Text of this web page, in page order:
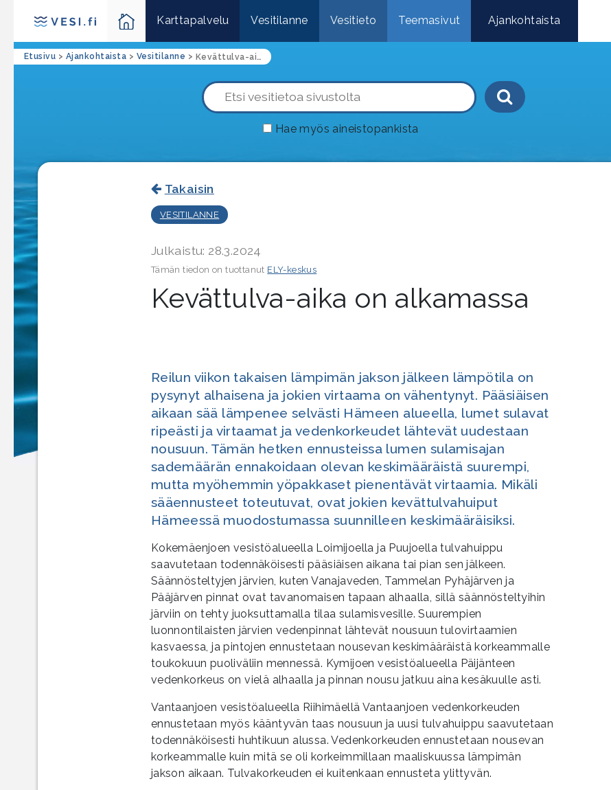
Karttapalvelu Vesitilanne Vesitieto Teemasivut Ajankohtaista
Etusivu > Ajankohtaista > Vesitilanne > Kevättulva-aika on alkamassa
Haku-painike
Hae myös aineistopankista
Takaisin
VESITILANNE
Julkaistu: 28.3.2024
Tämän tiedon on tuottanut ELY-keskus
Kevättulva-aika on alkamassa
Reilun viikon takaisen lämpimän jakson jälkeen lämpötila on
pysynyt alhaisena ja jokien virtaama on vähentynyt. Pääsiäisen
aikaan sää lämpenee selvästi Hämeen alueella, lumet sulavat
ripeästi ja virtaamat ja vedenkorkeudet lähtevät uudestaan
nousuun. Tämän hetken ennusteissa lumen sulamisajan
sademäärän ennakoidaan olevan keskimääräistä suurempi,
mutta myöhemmin yöpakkaset pienentävät virtaamia. Mikäli
sääennusteet toteutuvat, ovat jokien kevättulvahuiput
Hämeessä muodostumassa suunnilleen keskimääräisiksi.
Kokemäenjoen vesistöalueella Loimijoella ja Puujoella tulvahuippu
saavutetaan todennäköisesti pääsiäisen aikana tai pian sen jälkeen.
Säännösteltyjen järvien, kuten Vanajaveden, Tammelan Pyhäjärven ja
Pääjärven pinnat ovat tavanomaisen tapaan alhaalla, sillä säännösteltyihin
järviin on tehty juoksuttamalla tilaa sulamisvesille. Suurempien
luonnontilaisten järvien vedenpinnat lähtevät nousuun tulovirtaamien
kasvaessa, ja pintojen ennustetaan nousevan keskimääräistä korkeammalle
toukokuun puoliväliin mennessä. Kymijoen vesistöalueella Päijänteen
vedenkorkeus on vielä alhaalla ja pinnan nousu jatkuu aina kesäkuulle asti.
Vantaanjoen vesistöalueella Riihimäellä Vantaanjoen vedenkorkeuden
ennustetaan myös kääntyvän taas nousuun ja uusi tulvahuippu saavutetaan
todennäköisesti huhtikuun alussa. Vedenkorkeuden ennustetaan nousevan
korkeammalle kuin mitä se oli korkeimmillaan maaliskuussa lämpimän
jakson aikaan. Tulvakorkeuden ei kuitenkaan ennusteta ylittyvän.